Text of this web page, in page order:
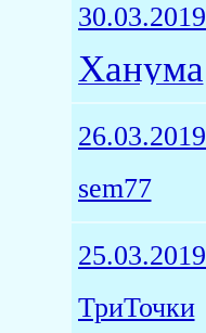
30.03.2019
Ханума
26.03.2019
sem77
25.03.2019
ТриТочки